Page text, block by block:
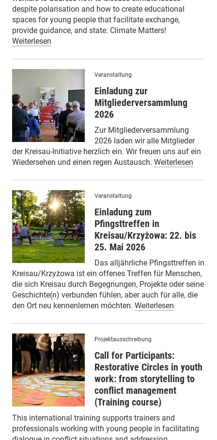
despite polarisation and how to create educational
spaces for young people that facilitate exchange,
provide guidance, and state: Climate Matters!
Weiterlesen
Veranstaltung
Einladung zur
Mitgliederversammlung
2026
Zur Mitgliederversammlung
2026 laden wir alle Mitglieder
der Kreisau-Initiative herzlich ein. Wir freuen uns auf ein
Wiedersehen und einen regen Austausch. Weiterlesen
Veranstaltung
Einladung zum
Pfingsttreffen in
Kreisau/Krzyżowa: 22. bis
25. Mai 2026
Das alljährliche Pfingsttreffen in
Kreisau/Krzyżowa ist ein offenes Treffen für Menschen,
die sich Kreisau durch Begegnungen, Projekte oder seine
Geschichte(n) verbunden fühlen, aber auch für alle, die
den Ort neu kennenlernen möchten. Weiterlesen
Projektausschreibung
Call for Participants:
Restorative Circles in youth
work: from storytelling to
conflict management
(Training course)
This international training supports trainers and
professionals working with young people in facilitating